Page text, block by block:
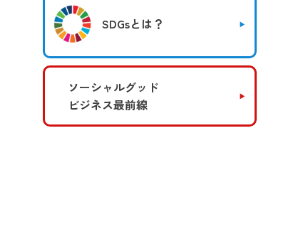
SDGsとは？
ソーシャルグッド
ビジネス最前線